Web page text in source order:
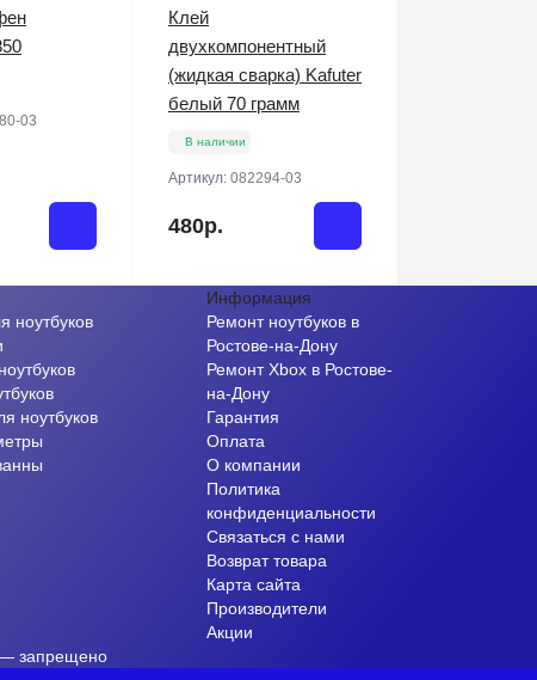
03
Клей
двухкомпонентный
(жидкая сварка) Kafuter
белый 70 грамм
В наличии
Артикул: 082294-03
480р.
ноутбуков
ноутбуков
Информация
Ремонт ноутбуков в
Ростове-на-Дону
Ремонт Xbox в Ростове-
на-Дону
Гарантия
Оплата
О компании
Политика
конфиденциальности
Связаться с нами
Возврат товара
Карта сайта
Производители
Акции
— запрещено